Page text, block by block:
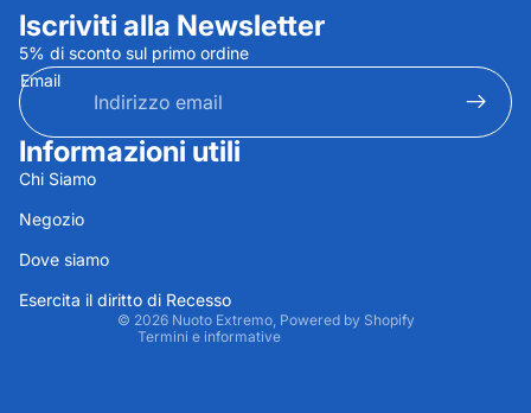
Iscriviti alla Newsletter
5% di sconto sul primo ordine
Email
Informazioni utili
Chi Siamo
Negozio
Dove siamo
Esercita il diritto di Recesso
© 2026 Nuoto Extremo, Powered by Shopify
Termini e informative
Informativa sulla privacy
Termini e condizioni del servizio
Recapiti
Informativa sulle spedizioni